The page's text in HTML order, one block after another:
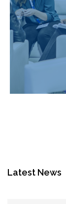
Latest News